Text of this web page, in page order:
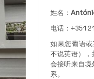
姓名：
电话：+351
如果您葡语
不说英语），
会接听来自境
系。